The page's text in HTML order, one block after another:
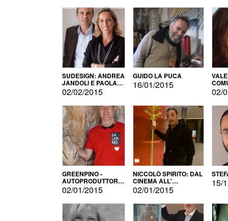
SUDESIGN: ANDREA
JANDOLI E PAOLA
PISAPIA
02/02/2015
GUIDO LA PUCA
16/01/2015
02/
GREENPINO -
AUTOPRODUTTORE
PER AMORE
02/01/2015
NICCOLÒ SPIRITO: DAL
CINEMA ALL'
AUTOPRODUZIONE
02/01/2015
15/